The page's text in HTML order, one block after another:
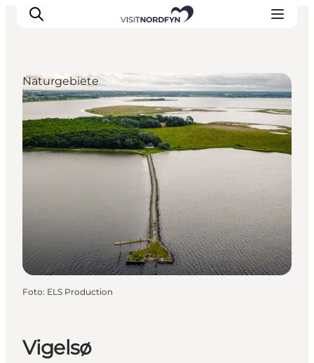
Erleben
Eventkalender
Essen und Trinken
Erlebnisbuchung
Vigelsø
Naturgebiete
Foto: ELS Production